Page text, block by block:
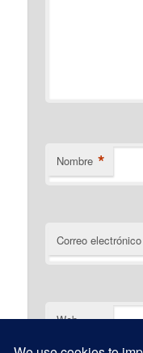
Nombre *
Correo electrónico
Web